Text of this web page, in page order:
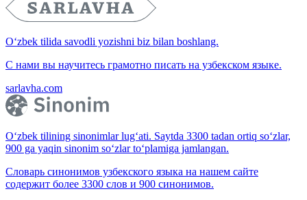
O‘zbek tilida savodli yozishni biz bilan boshlang.
С нами вы научитесь грамотно писать на узбекском языке.
sarlavha.com
O‘zbek tilining sinonimlar lug‘ati. Saytda 3300 tadan ortiq so‘zlar,
900 ga yaqin sinonim so‘zlar to‘plamiga jamlangan.
Словарь синонимов узбекского языка на нашем сайте
содержит более 3300 слов и 900 синонимов.